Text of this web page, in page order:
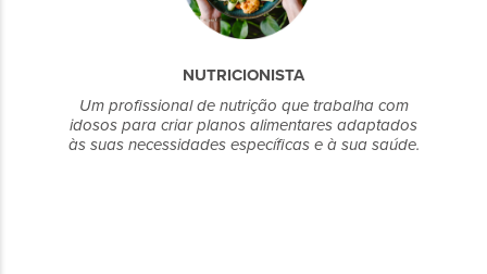
NUTRICIONISTA
Um profissional de nutrição que trabalha com
idosos para criar planos alimentares adaptados
às suas necessidades específicas e à sua saúde.